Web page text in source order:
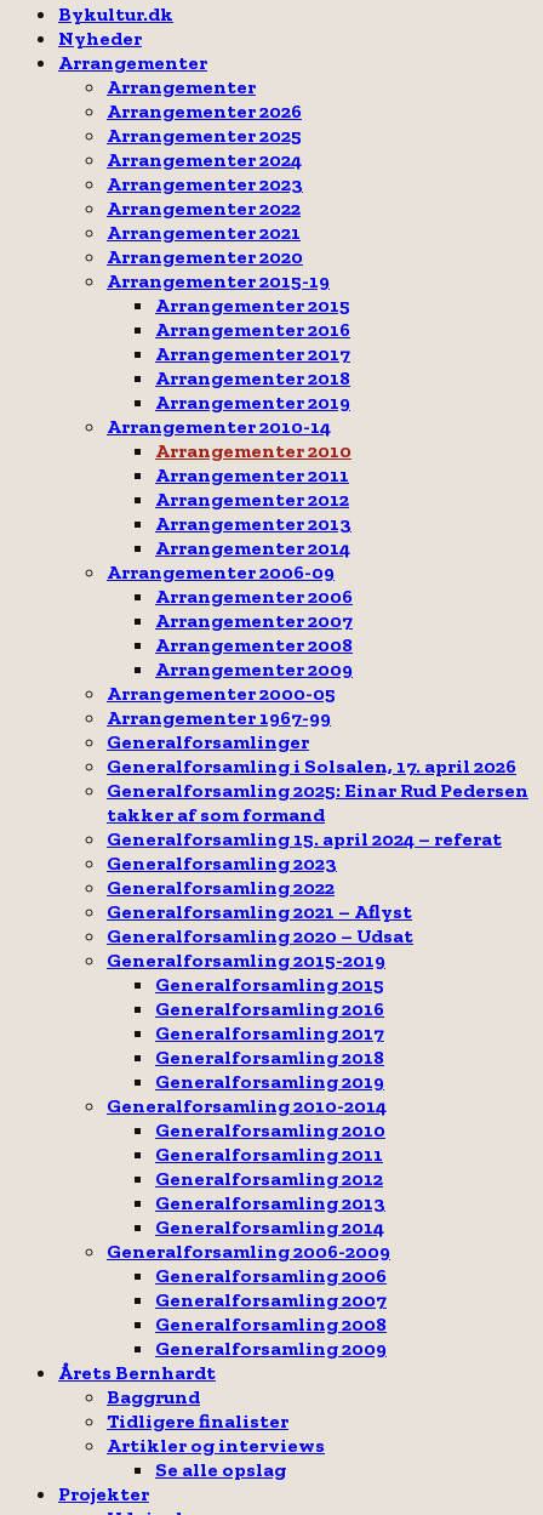
Bykultur.dk
Nyheder
Arrangementer
Arrangementer
Arrangementer 2026
Arrangementer 2025
Arrangementer 2024
Arrangementer 2023
Arrangementer 2022
Arrangementer 2021
Arrangementer 2020
Arrangementer 2015-19
Arrangementer 2015
Arrangementer 2016
Arrangementer 2017
Arrangementer 2018
Arrangementer 2019
Arrangementer 2010-14
Arrangementer 2010
Arrangementer 2011
Arrangementer 2012
Arrangementer 2013
Arrangementer 2014
Arrangementer 2006-09
Arrangementer 2006
Arrangementer 2007
Arrangementer 2008
Arrangementer 2009
Arrangementer 2000-05
Arrangementer 1967-99
Generalforsamlinger
Generalforsamling i Solsalen, 17. april 2026
Generalforsamling 2025: Einar Rud Pedersen
takker af som formand
Generalforsamling 15. april 2024 – referat
Generalforsamling 2023
Generalforsamling 2022
Generalforsamling 2021 – Aflyst
Generalforsamling 2020 – Udsat
Generalforsamling 2015-2019
Generalforsamling 2015
Generalforsamling 2016
Generalforsamling 2017
Generalforsamling 2018
Generalforsamling 2019
Generalforsamling 2010-2014
Generalforsamling 2010
Generalforsamling 2011
Generalforsamling 2012
Generalforsamling 2013
Generalforsamling 2014
Generalforsamling 2006-2009
Generalforsamling 2006
Generalforsamling 2007
Generalforsamling 2008
Generalforsamling 2009
Årets Bernhardt
Baggrund
Tidligere finalister
Artikler og interviews
Se alle opslag
Projekter